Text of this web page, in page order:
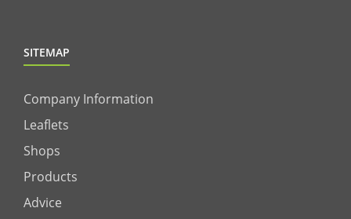
SITEMAP
Company Information
Leaflets
Shops
Products
Advice